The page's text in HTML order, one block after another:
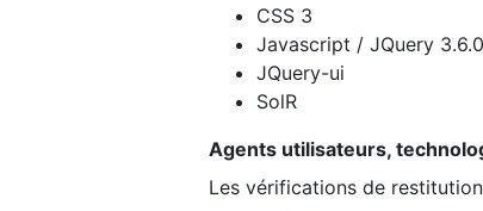
CSS 3
Javascript / JQuery 3.6.0
JQuery-ui
SolR
Agents utilisateurs,
Les vérifications de